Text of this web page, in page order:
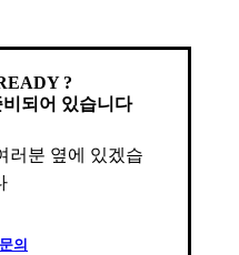
?
되어 있습니다
러분 옆에 있겠습
문의